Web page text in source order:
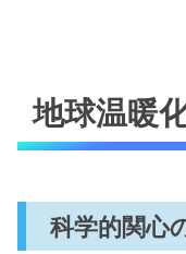
地球温暖
科学的関心